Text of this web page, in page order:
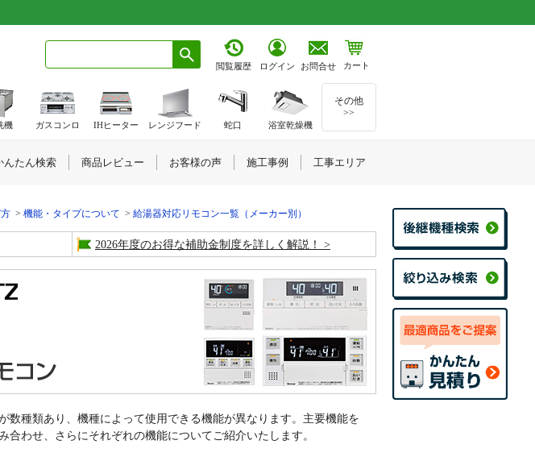
閲覧履歴 ログイン お問合せ カート
機能・タイプについて 給湯器対応リモコン一覧（メーカー別）
2026年度のお得な補助金制度を詳しく解説！
数種類あり、機種によって使用できる機能が異なります。主要機能を
わせ、さらにそれぞれの機能についてご紹介いたします。
機 ガスコンロ IHヒーター レンジフード 蛇口 浴室乾燥機
その他
>>
んたん検索 商品レビュー お客様の声 施工事例 工事エリア